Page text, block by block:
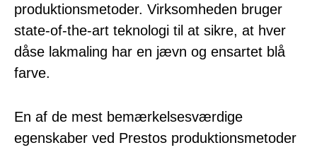
produktionsmetoder. Virksomheden bruger
state-of-the-art teknologi til at sikre, at hver
dåse lakmaling har en jævn og ensartet blå
farve.
En af de mest bemærkelsesværdige
egenskaber ved Prestos produktionsmetoder